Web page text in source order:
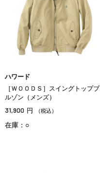
ハワード
［ＷＯＯＤＳ］スイングトップブ
ルゾン（メンズ）
31,900 円 （税込）
在庫：○